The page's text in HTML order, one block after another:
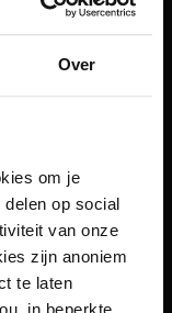
Over
om je
op social
van onze
zijn anoniem
te laten
in beperkte